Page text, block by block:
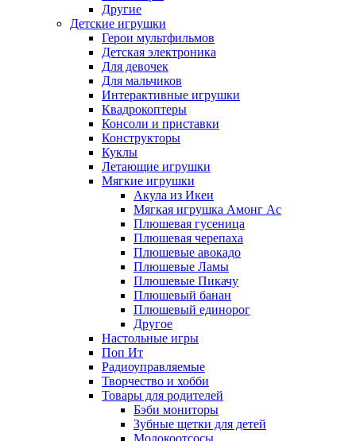
Другие
Детские игрушки
Герои мультфильмов
Детская электроника
Для девочек
Для мальчиков
Интерактивные игрушки
Квадрокоптеры
Консоли и приставки
Конструкторы
Куклы
Летающие игрушки
Мягкие игрушки
Акула из Икеи
Мягкая игрушка Амонг Ас
Плюшевая гусеница
Плюшевая черепаха
Плюшевые авокадо
Плюшевые Ламы
Плюшевые Пикачу
Плюшевый банан
Плюшевый единорог
Другое
Настольные игры
Поп Ит
Радиоуправляемые
Творчество и хобби
Товары для родителей
Бэби мониторы
Зубные щетки для детей
Молокоотсосы